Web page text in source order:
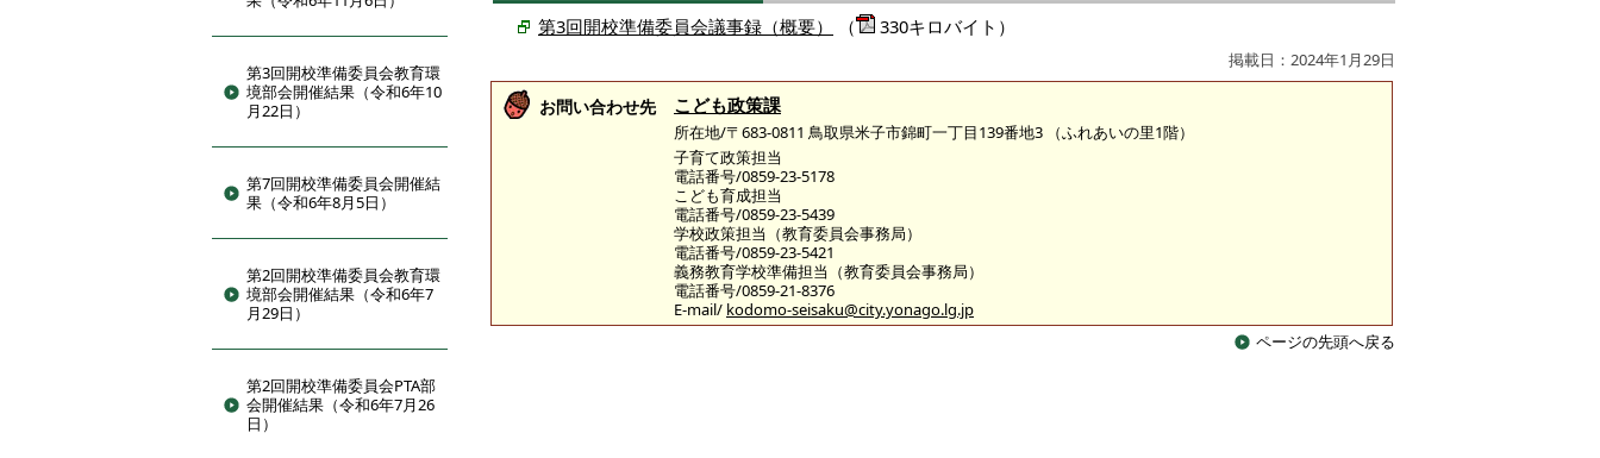
第3回開校準備委員会教育環
境部会開催結果（令和6年10
月22日）
第7回開校準備委員会開催結
果（令和6年8月5日）
第2回開校準備委員会教育環
境部会開催結果（令和6年7
月29日）
第2回開校準備委員会PTA部
会開催結果（令和6年7月26
日）
第3回開校準備委員会議事録（概要） （ 330キロバイト）
掲載日：2024年1月29日
お問い合わせ先 こども政策課
所在地/〒683-0811 鳥取県米子市錦町一丁目139番地3 （ふれあいの里1階）
子育て政策担当
電話番号/0859-23-5178
こども育成担当
電話番号/0859-23-5439
学校政策担当（教育委員会事務局）
電話番号/0859-23-5421
義務教育学校準備担当（教育委員会事務局）
電話番号/0859-21-8376
E-mail/ kodomo-seisaku@city.yonago.lg.jp
ページの先頭へ戻る